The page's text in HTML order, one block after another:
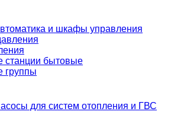
и шкафы управления
станции бытовые
группы
для систем отопления и ГВС